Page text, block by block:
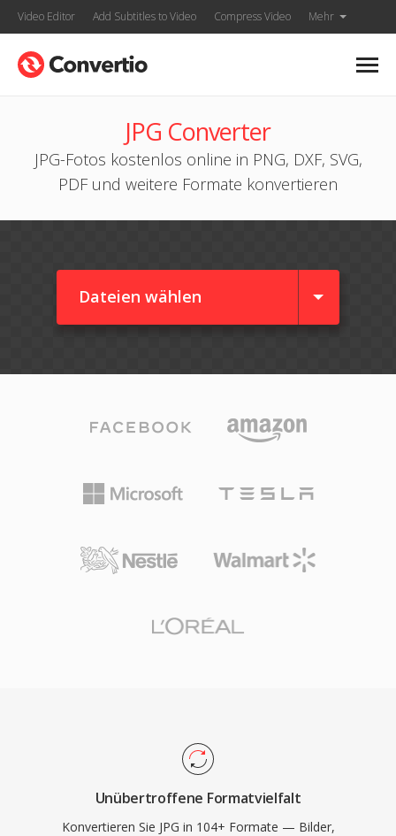
Video Editor Add Subtitles to Video Compress Video Mehr
JPG Converter
JPG-Fotos kostenlos online in PNG, DXF, SVG,
PDF und weitere Formate konvertieren
Dateien wählen
Unübertroffene Formatvielfalt
Konvertieren Sie JPG in 104+ Formate — Bilder,